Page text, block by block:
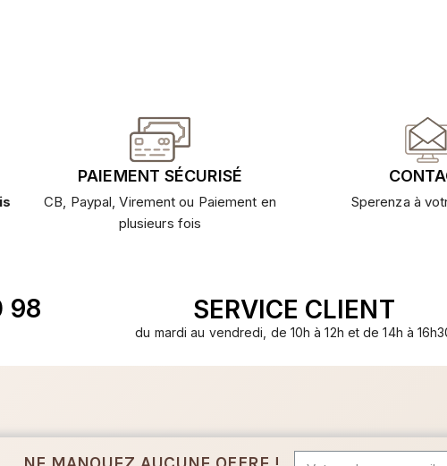
PAIEMENT SÉCURISÉ
CB, Paypal, Virement ou Paiement en
plusieurs fois
Sperenza à
98 SERVICE CLIENT
du mardi au vendredi, de 10h à 12h et de 14h à